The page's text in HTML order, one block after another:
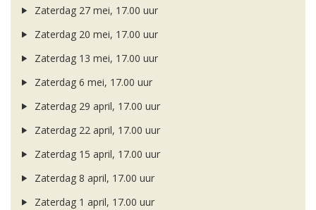
Zaterdag 27 mei, 17.00 uur
Zaterdag 20 mei, 17.00 uur
Zaterdag 13 mei, 17.00 uur
Zaterdag 6 mei, 17.00 uur
Zaterdag 29 april, 17.00 uur
Zaterdag 22 april, 17.00 uur
Zaterdag 15 april, 17.00 uur
Zaterdag 8 april, 17.00 uur
Zaterdag 1 april, 17.00 uur